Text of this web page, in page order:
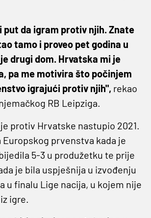
da igram protiv njih. Znate
tamo i proveo pet godina u
drugi dom. Hrvatska mi je
pa me motivira što počinjem
igrajući protiv njih", rekao
RB Leipziga.
protiv Hrvatske nastupio 2021.
prvenstva kada je
5-3 u produžetku te prije
je bila uspješnija u izvođenju
u finalu Lige nacija, u kojem nije
igre.